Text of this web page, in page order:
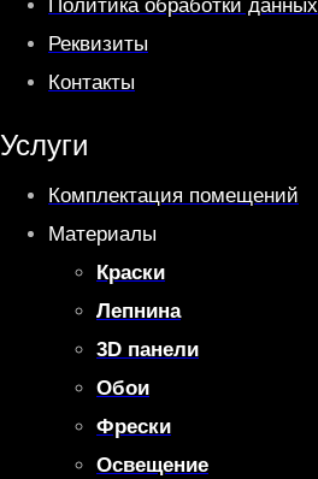
Политика обработки данных
Реквизиты
Контакты
Услуги
Комплектация помещений
Материалы
Краски
Лепнина
3D панели
Обои
Фрески
Освещение